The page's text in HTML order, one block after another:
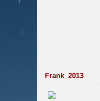
Frank_2013